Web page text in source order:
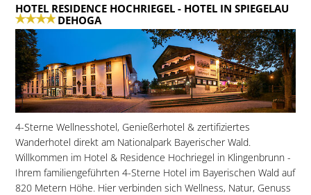
HOTEL RESIDENCE HOCHRIEGEL- HOTEL IN SPIEGELAU
DEHOGA
4-Sterne Wellnesshotel, Genießerhotel & zertifiziertes
Wanderhotel direkt am Nationalpark Bayerischer Wald.
Willkommen im Hotel & Residence Hochriegel in Klingenbrunn -
Ihrem familiengeführten 4-Sterne Hotel im Bayerischen Wald auf
820 Metern Höhe. Hier verbinden sich Wellness, Natur, Genuss